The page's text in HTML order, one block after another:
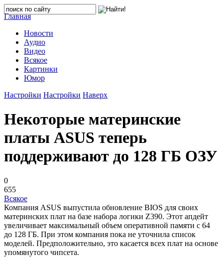
Главная
Новости
Аудио
Видео
Всякое
Картинки
Юмор
Настройки Настройки Наверх
Некоторые материнские
платы ASUS теперь
поддерживают до 128 ГБ ОЗУ
0
655
Всякое
Компания ASUS выпустила обновление BIOS для своих
материнских плат на базе набора логики Z390. Этот апдейт
увеличивает максимальный объем оперативной памяти с 64
до 128 ГБ. При этом компания пока не уточнила список
моделей. Предположительно, это касается всех плат на основе
упомянутого чипсета.